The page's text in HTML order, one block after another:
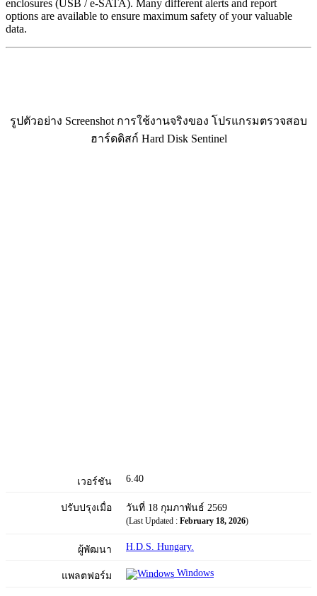
enclosures (USB / e-SATA). Many different alerts and report
options are available to ensure maximum safety of your valuable
data.
รูปตัวอย่าง Screenshot การใช้งานจริงของ โปรแกรมตรวจสอบ
ฮาร์ดดิสก์ Hard Disk Sentinel
เวอร์ชัน 6.40
ปรับปรุงเมื่อ วันที่ 18 กุมภาพันธ์ 2569
(Last Updated : February 18, 2026)
ผู้พัฒนา H.D.S. Hungary.
แพลตฟอร์ม Windows